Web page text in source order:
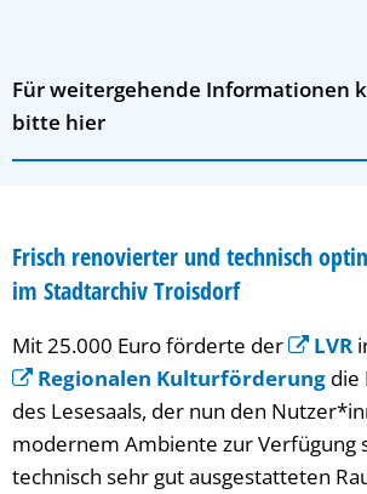
Für weitergehende Informationen
bitte hier
Frisch renovierter und technisch
im Stadtarchiv Troisdorf
Mit 25.000 Euro förderte der LVR
Regionalen Kulturförderung die
des Lesesaals, der nun den
modernem Ambiente zur Verfügung
technisch sehr gut ausgestatteten